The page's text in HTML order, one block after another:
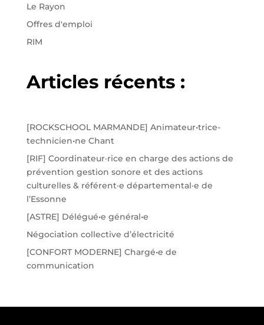
Le Rayon
Offres d'emploi
RIM
Articles récents :
[ROCKSCHOOL MARMANDE] Animateur•trice-
technicien•ne Chant
[RIF] Coordinateur·rice en charge des actions de
prévention gestion sonore et des actions
culturelles & référent·e départemental·e de
l’Essonne
[ASTRE] Délégué•e général•e
Négociation collective d’électricité
[CONFORT MODERNE] Chargé•e de
communication